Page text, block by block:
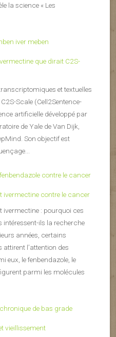
la science « Les
que dirait C2S-
et textuelles
Scale (Cell2Sentence-
artificielle développé par
de Yale de Van Dijk,
Son objectif est
ivermectine contre le cancer
ivermectine : pourquoi ces
ils la recherche
années, certains
l’attention des
eux, le fenbendazole, le
parmi les molécules
vieillissement